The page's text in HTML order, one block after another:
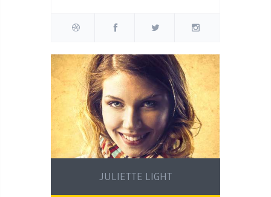
JULIETTE LIGHT